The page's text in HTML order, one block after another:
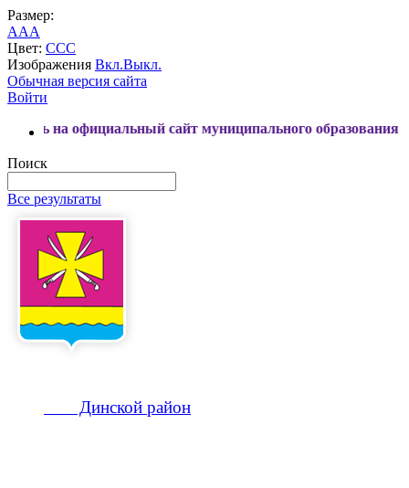
Размер:
AAA
Цвет: CCC
Изображения Вкл.Выкл.
Обычная версия сайта
Войти
сайт муниципального образования Динской
Поиск
Все результаты
Динской район